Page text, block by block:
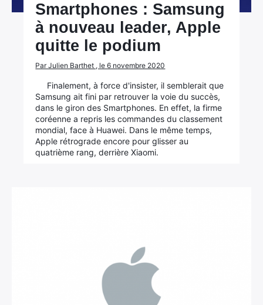
Smartphones : Samsung
à nouveau leader, Apple
quitte le podium
Par Julien Barthet , le 6 novembre 2020
Finalement, à force d'insister, il semblerait que
Samsung ait fini par retrouver la voie du succès,
dans le giron des Smartphones. En effet, la firme
coréenne a repris les commandes du classement
mondial, face à Huawei. Dans le même temps,
Apple rétrograde encore pour glisser au
quatrième rang, derrière Xiaomi.